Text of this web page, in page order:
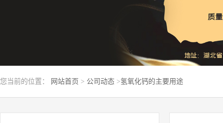
您当前的位置： 网站首页 > 公司动态 >氢氧化钙的主要用途